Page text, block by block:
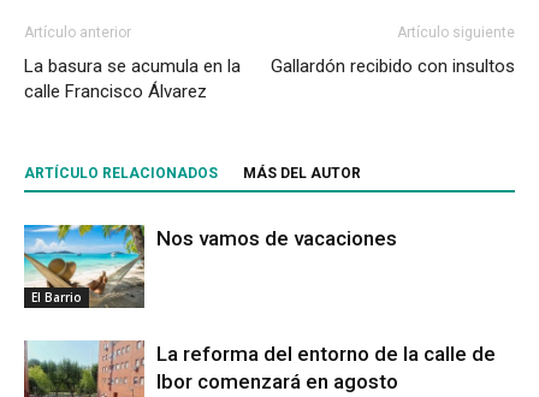
Artículo anterior
La basura se acumula en la
calle Francisco Álvarez
Artículo siguiente
Gallardón recibido con insultos
ARTÍCULO RELACIONADOS MÁS DEL AUTOR
El Barrio
Nos vamos de vacaciones
La reforma del entorno de la calle de
Ibor comenzará en agosto